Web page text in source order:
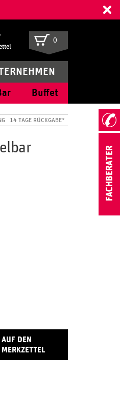
0
Buffet
14 TAGE RÜCKGABE*
AUF DEN
MERKZETTEL